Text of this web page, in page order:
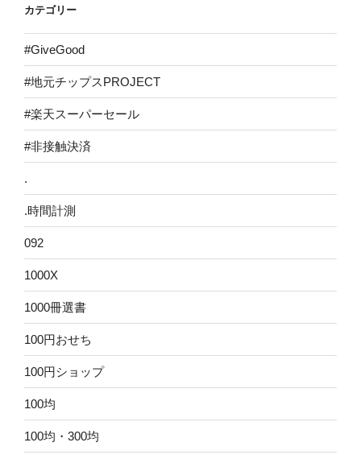
カテゴリー
#GiveGood
#地元チップスPROJECT
#楽天スーパーセール
#非接触決済
.
.時間計測
092
1000X
1000冊選書
100円おせち
100円ショップ
100均
100均・300均